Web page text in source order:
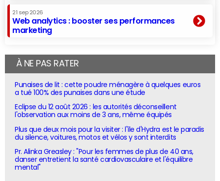
21 sep 2026
Web analytics : booster ses performances
marketing
À NE PAS RATER
Punaises de lit : cette poudre ménagère à quelques euros
a tué 100% des punaises dans une étude
Eclipse du 12 août 2026 : les autorités déconseillent
l'observation aux moins de 3 ans, même équipés
Plus que deux mois pour la visiter : l'île d'Hydra est le paradis
du silence, voitures, motos et vélos y sont interdits
Pr. Alinka Greasley : "Pour les femmes de plus de 40 ans,
danser entretient la santé cardiovasculaire et l'équilibre
mental"